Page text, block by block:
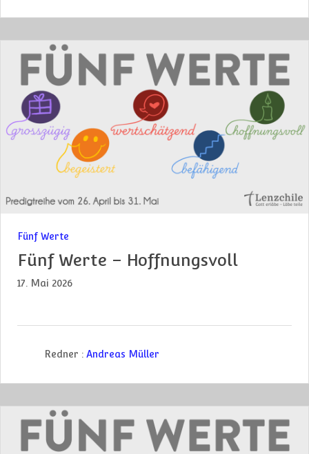
Fünf Werte
Fünf Werte – Hoffnungsvoll
17. Mai 2026
Redner : Andreas Müller